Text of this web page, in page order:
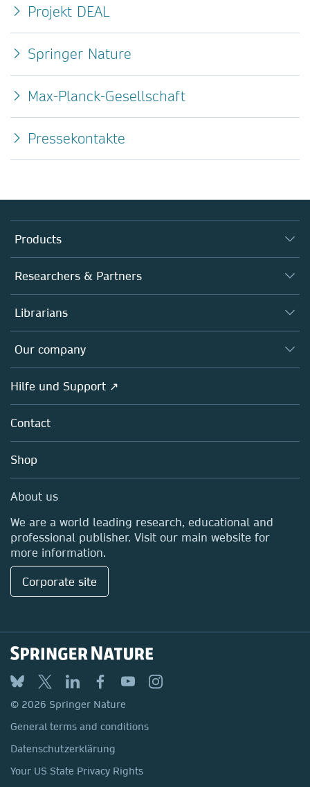
Projekt DEAL
Springer Nature
Max-Planck-Gesellschaft
Pressekontakte
Products
Journals
Books
Platforms
Researchers & Partners
Autor*innen
Editors
Open science
Policies
Librarians
Overview
Our company
Overview
About us
Careers
Media Centre
Locations & Contact
Hilfe und Support ↗
Contact
Shop
About us
We are a world leading research, educational and
professional publisher. Visit our main website for
more information.
Corporate site
© 2026 Springer Nature
General terms and conditions
Datenschutzerklärung
Your US State Privacy Rights